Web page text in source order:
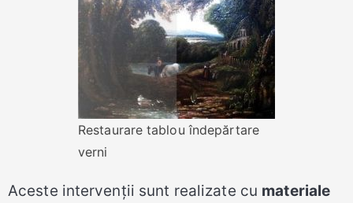
Restaurare tablou îndepărtare
verni
Aceste intervenții sunt realizate cu materiale